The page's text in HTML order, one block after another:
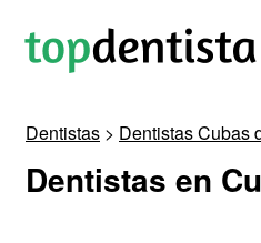
BUSCAR DENTISTA
Dentistas > Dentistas Cubas
Dentistas en